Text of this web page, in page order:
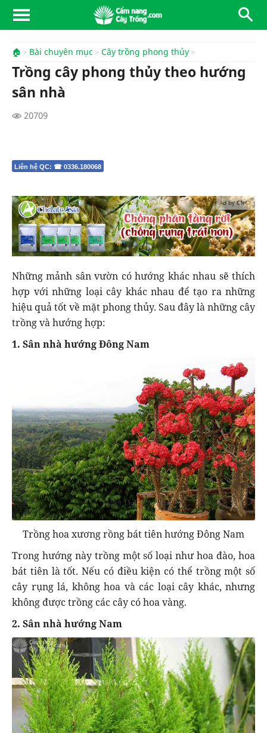
🏠 Bài chuyên mục Cây trồng phong thủy
Trồng cây phong thủy theo hướng
sân nhà
20709
Liên hệ QC: ☎ 0336.180068
Ad by CNCT
Những mảnh sân vườn có hướng khác nhau sẽ thích
hợp với những loại cây khác nhau để tạo ra những
hiệu quả tốt về mặt phong thủy. Sau đây là những cây
trồng và hướng hợp:
1. Sân nhà hướng Đông Nam
Trồng hoa xương rồng bát tiên hướng Đông Nam
Trong hướng này trồng một số loại như hoa đào, hoa
bát tiên là tốt. Nếu có điều kiện có thể trồng một số
cây rụng lá, không hoa và các loại cây khác, nhưng
không được trồng các cây có hoa vàng.
2. Sân nhà hướng Nam